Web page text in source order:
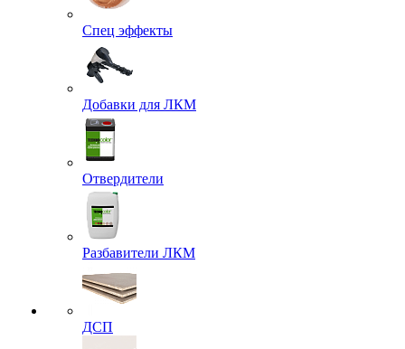
Спец эффекты
Добавки для ЛКМ
Отвердители
Разбавители ЛКМ
ДСП